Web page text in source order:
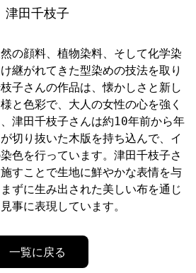
津田千枝子
の顔料、植物染料、そして化学染
継がれてきた型染めの技法を取り
子さんの作品は、懐かしさと新し
と色彩で、大人の女性の心を強く
津田千枝子さんは約10年前から年
切り抜いた木版を持ち込んで、イ
色を行っています。津田千枝子さ
すことで生地に鮮やかな表情を与
ずに生み出された美しい布を通じ
事に表現しています。
一覧に戻る